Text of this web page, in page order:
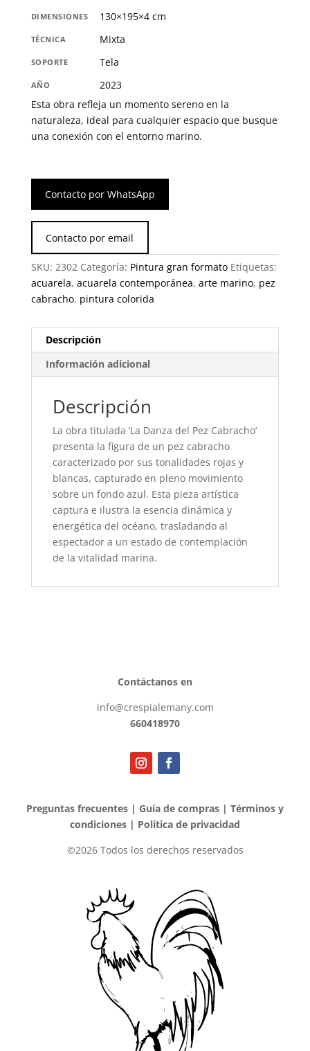
DIMENSIONES 130×195×4 cm
TÉCNICA Mixta
SOPORTE Tela
AÑO
2023
Esta obra refleja un momento sereno en la
naturaleza, ideal para cualquier espacio que busque
una conexión con el entorno marino.
Contacto por WhatsApp
Contacto por email
SKU: 2302 Categoría: Pintura gran formato Etiquetas:
acuarela, acuarela contemporánea, arte marino, pez
cabracho, pintura colorida
Descripción
Información adicional
Descripción
La obra titulada ‘La Danza del Pez Cabracho’
presenta la figura de un pez cabracho
caracterizado por sus tonalidades rojas y
blancas, capturado en pleno movimiento
sobre un fondo azul. Esta pieza artística
captura e ilustra la esencia dinámica y
energética del océano, trasladando al
espectador a un estado de contemplación
de la vitalidad marina.
Contáctanos en
info@crespialemany.com
660418970
Preguntas frecuentes | Guía de compras | Términos y
condiciones | Política de privacidad
©2026 Todos los derechos reservados